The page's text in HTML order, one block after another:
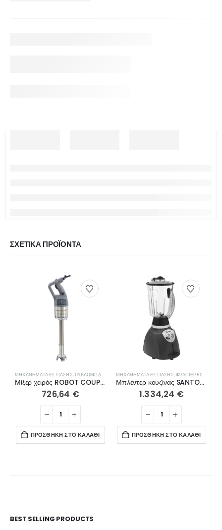
ΣΧΕΤΙΚΆ ΠΡΟΪΌΝΤΑ
ΜΗΧΑΝΉΜΑΤΑ ΕΣΤΊΑΣΗΣ,ΡΑΒΔΟΜΠΛΈΝΤΕΡ- ΜΊΞΕΡ ΧΕΙΡΌΣ
Μίξερ χειρός ROBOT COUPE MP350 Ultra Easy Plug 34800L
726,64 €
ΠΡΟΣΘΉΚΗ ΣΤΟ ΚΑΛΆΘΙ
ΜΗΧΑΝΉΜΑΤΑ ΕΣΤΊΑΣΗΣ,ΦΡΑΠΙΈΡΕΣ- ΜΠΛΈΝΤΕΡ- ΑΠΟΧΥΜΩΤΈΣ
Μπλέντερ κουζίνας SANTOS 37 με polycarbonate κανάτα 4L
1.334,24 €
ΠΡΟΣΘΉΚΗ ΣΤΟ ΚΑΛΆΘΙ
BEST SELLING PRODUCTS
Ο Λογαριασμός μου